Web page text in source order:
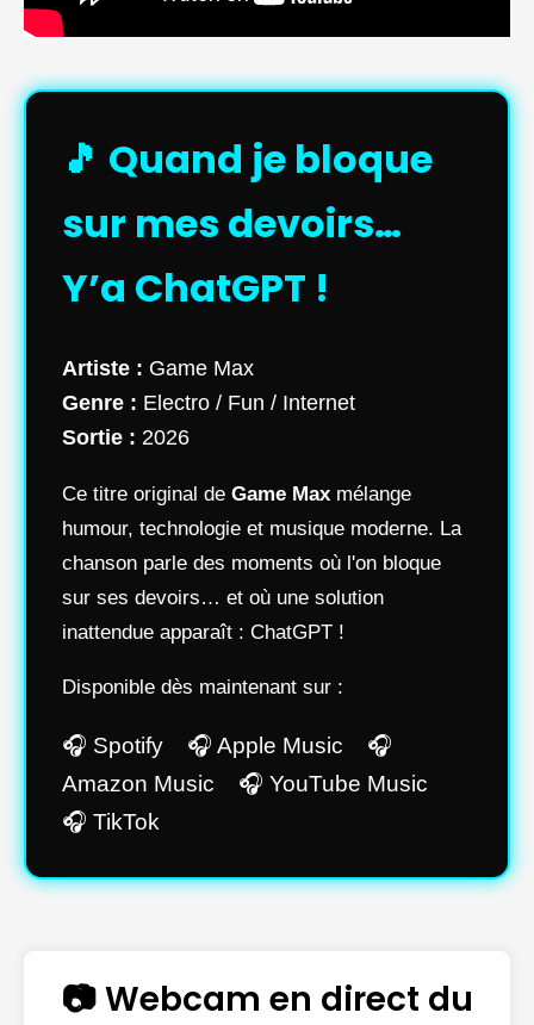
🎵 Quand je bloque
sur mes devoirs…
Y’a ChatGPT !
Artiste : Game Max
Genre : Electro / Fun / Internet
Sortie : 2026
Ce titre original de Game Max mélange
humour, technologie et musique moderne. La
chanson parle des moments où l'on bloque
sur ses devoirs… et où une solution
inattendue apparaît : ChatGPT !
Disponible dès maintenant sur :
🎧 Spotify 🎧 Apple Music 🎧
Amazon Music 🎧 YouTube Music
🎧 TikTok
📷 Webcam en direct du